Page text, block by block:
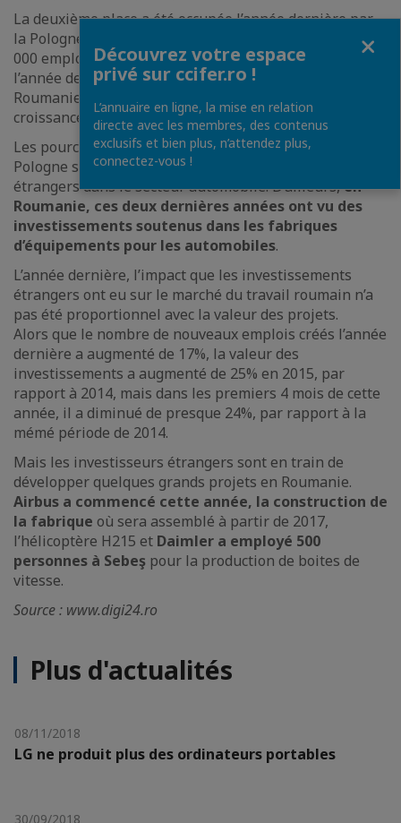
La deuxième place a été occupée l’année dernière par
la Pologne, où les investisseurs ont créé presque 20
000 emplois, en croissance de 27% par rapport à
l’année dernière. Cependant, la Hongrie vient après la
Roumanie, avec 11 000 nouveaux emplois, en
croissance de 141% par rapport à 2014.
Les pourcentages enregistrés par la Hongrie et la
Pologne sont la conséquence des investissements
étrangers dans le secteur automobile. D’ailleurs,en
Roumanie, ces deux dernières années ont vu des
investissements soutenus dans les fabriques
d’équipements pour les automobiles.
L’année dernière, l’impact que les investissements
étrangers ont eu sur le marché du travail roumain n’a
pas été proportionnel avec la valeur des projets.
Alors que le nombre de nouveaux emplois créés l’année
dernière a augmenté de 17%, la valeur des
investissements a augmenté de 25% en 2015, par
rapport à 2014, mais dans les premiers 4 mois de cette
année, il a diminué de presque 24%, par rapport à la
mémé période de 2014.
Mais les investisseurs étrangers sont en train de
développer quelques grands projets en Roumanie.
Airbus a commencé cette année, la construction de
la fabrique où sera assemblé à partir de 2017,
l’hélicoptère H215 et Daimler a employé 500
personnes à Sebeş pour la production de boites de
vitesse.
Source : www.digi24.ro
Plus d'actualités
08/11/2018
LG ne produit plus des ordinateurs portables
30/09/2018
Découvrez votre espace
privé sur ccifer.ro !
L’annuaire en ligne, la mise en relation
directe avec les membres, des contenus
exclusifs et bien plus, n’attendez plus,
connectez-vous !